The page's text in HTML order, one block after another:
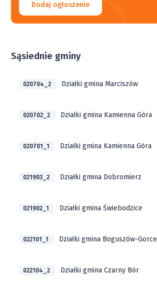
Dodaj ogłoszenie
Sąsiednie gminy
020704_2 Działki gmina Marciszów
020702_2 Działki gmina Kamienna Góra
020701_1 Działki gmina Kamienna Góra
021903_2 Działki gmina Dobromierz
021902_1 Działki gmina Świebodzice
022101_1 Działki gmina Boguszów-Gorce
022104_2 Działki gmina Czarny Bór